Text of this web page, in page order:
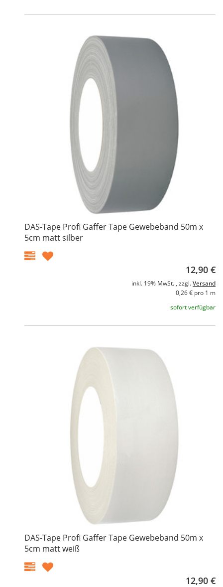
DAS-Tape Profi Gaffer Tape Gewebeband 50m x
5cm matt silber
12,90 €
inkl. 19% MwSt. , zzgl. Versand
0,26 € pro 1 m
sofort verfügbar
DAS-Tape Profi Gaffer Tape Gewebeband 50m x
5cm matt weiß
12,90 €